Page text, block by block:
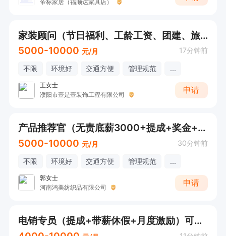
帝标家居（福顺达家具店）
家装顾问（节日福利、工龄工资、团建、旅游、带薪培训、完善的晋升体系）
5000-10000 元/月 17分钟前
不限 环境好 交通方便 管理规范 ...
王女士
濮阳市壹是壹装饰工程有限公司
申请
产品推荐官（无责底薪3000+提成+奖金+工龄工资）
5000-10000 元/月 30分钟前
不限 环境好 交通方便 管理规范 ...
郭女士
河南鸿美纺织品有限公司
申请
电销专员（提成+带薪休假+月度激励）可直接打电话